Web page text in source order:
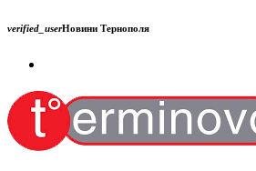
verified_userНовини Тернополя